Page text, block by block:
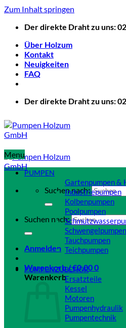
Zum Inhalt springen
Der direkte Draht zu uns:
Über Holzum
Kontakt
Neuigkeiten
FAQ
Der direkte Draht zu uns:
Suchen nach:
Suchen nach:
Anmelden
Warenkorb /€0,000
Warenkorb
Menu
PUMPEN
Gartenpumpen &
Industriepumpen
Kolbenpumpen
Poolpumpen
Schwengelpumpen
Tauchpumpen
Teichpumpen
PUMPENZUBEHÖR
Ersatzteile
Kessel
Motoren
Pumpenhydraulik
Pumpentechnik